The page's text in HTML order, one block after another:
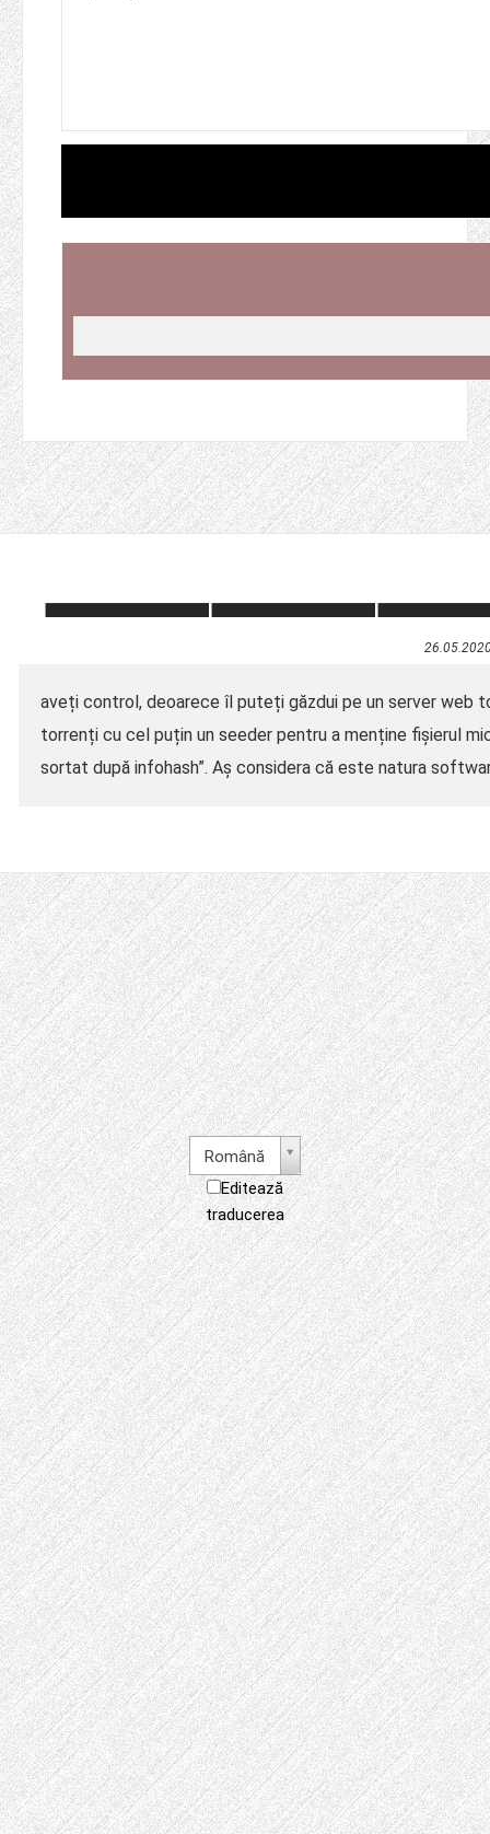
aveți control, deoarece îl puteți găzdui pe un server web
torrenți cu cel puțin un seeder pentru a menține fișierul
sortat după infohash”. Aș considera că este natura
Română
Editează
traducerea